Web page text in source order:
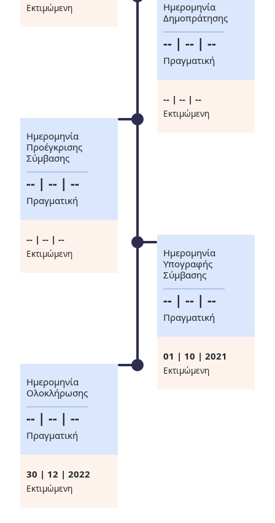
Eκτιμώμενη
Ημερομηνία
Δημοπράτησης
-- | -- | --
Πραγματική
-- | -- | --
Eκτιμώμενη
Ημερομηνία
Προέγκρισης
Σύμβασης
-- | -- | --
Πραγματική
-- | -- | --
Eκτιμώμενη
Ημερομηνία
Υπογραφής
Σύμβασης
-- | -- | --
Πραγματική
01 | 10 | 2021
Eκτιμώμενη
Ημερομηνία
Ολοκλήρωσης
-- | -- | --
Πραγματική
30 | 12 | 2022
Eκτιμώμενη